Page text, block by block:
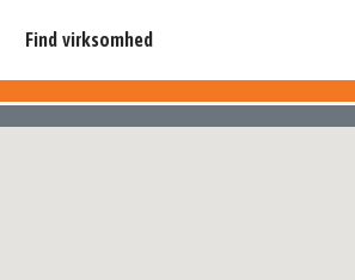
Find virksomhed